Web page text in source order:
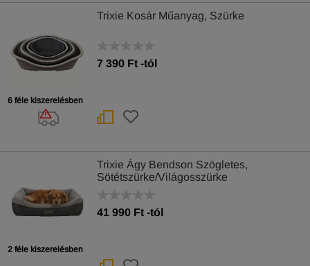
6 féle kiszerelésben
Trixie Kosár Műanyag, Szürke
7 390 Ft -tól
2 féle kiszerelésben
Trixie Ágy Bendson Szögletes,
Sötétszürke/Világosszürke
41 990 Ft -tól